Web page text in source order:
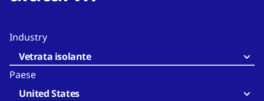
Industry
Vetrata isolante
Paese
United States